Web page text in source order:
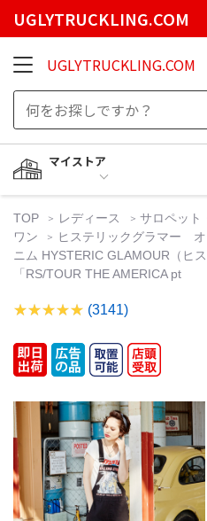
UGLYTRUCKLING.COM
UGLYTRUCKLING.COM
マイストア
TOP レディース
サロペット
ワン
ヒステリックグラマー
ニム HYSTERIC GLAMOUR（ヒ
「RS/TOUR THE AMERICA pt
(3141)